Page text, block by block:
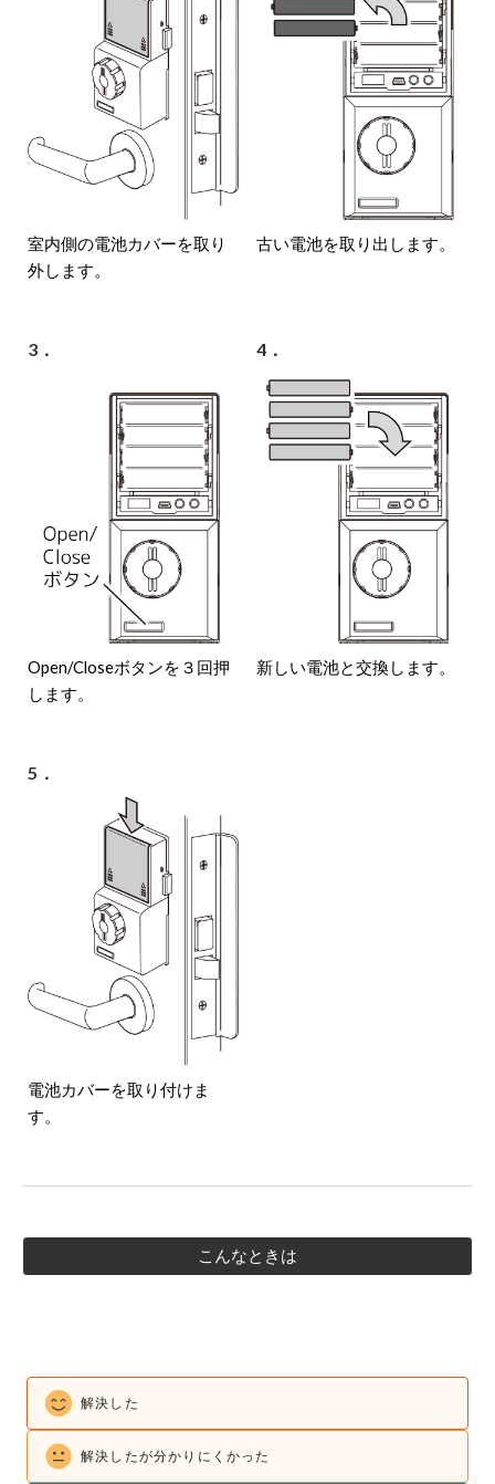
室内側の電池カバーを取り
外します。
古い電池を取り出します。
3．
Open/Closeボタンを３回押
します。
4．
新しい電池と交換します。
5．
電池カバーを取り付けま
す。
こんなときは
解決した
解決したが分かりにくかった